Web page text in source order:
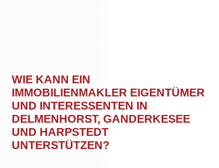
WIE KANN EIN
IMMOBILIENMAKLER EIGENTÜMER
UND INTERESSENTEN IN
DELMENHORST, GANDERKESEE
UND HARPSTEDT
UNTERSTÜTZEN?